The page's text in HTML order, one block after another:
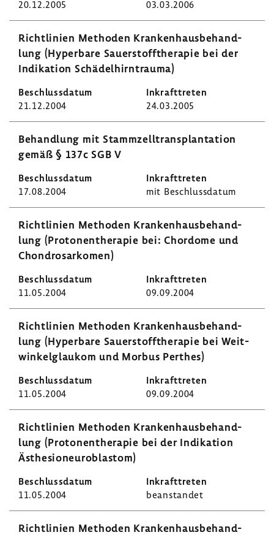
20.12.2005 03.03.2006
Richt­li­nien Methoden Kran­ken­haus­be­hand­
lung (Hyper­bare Sauer­stoff­the­rapie bei der
Indi­ka­tion Schä­del­hirn­trauma)
21.12.2004 24.03.2005
Behand­lung mit Stamm­zell­trans­plan­ta­tion
gemäß § 137c SGB V
17.08.2004 mit Beschluss­datum
Richt­li­nien Methoden Kran­ken­haus­be­hand­
lung (Proto­nen­the­rapie bei: Chor­dome und
Chon­dro­sar­komen)
11.05.2004 09.09.2004
Richt­li­nien Methoden Kran­ken­haus­be­hand­
lung (Hyper­bare Sauer­stoff­the­rapie bei Weit­
win­kel­glaukom und Morbus Perthes)
11.05.2004 09.09.2004
Richt­li­nien Methoden Kran­ken­haus­be­hand­
lung (Proto­nen­the­rapie bei der Indi­ka­tion
Ästhe­sio­neu­ro­blastom)
11.05.2004 bean­standet
Richt­li­nien Methoden Kran­ken­haus­be­hand­